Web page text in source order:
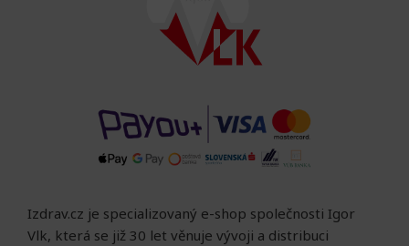
Izdrav.cz je specializovaný e-shop společnosti Igor
Vlk, která se již 30 let věnuje vývoji a distribuci